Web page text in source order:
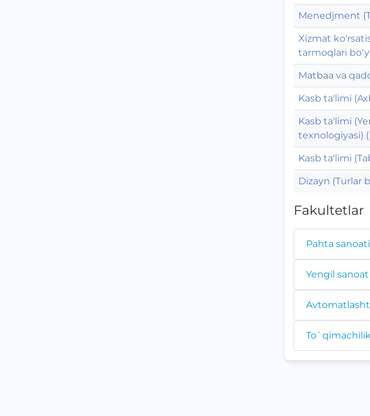
Menedjment
Xizmat
tarmoqlari
Matbaa va
Kasb ta'limi
Kasb ta'limi
texnologiyasi)
Kasb ta'limi
Dizayn (Turlar
Fakultetlar
Pahta